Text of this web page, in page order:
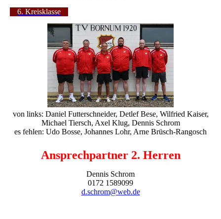
6. Kreisklasse
von links: Daniel Futterschneider, Detlef Bese, Wilfried Kaiser,
Michael Tiersch, Axel Klug, Dennis Schrom
es fehlen: Udo Bosse, Johannes Lohr, Arne Brüsch-Rangosch
Ansprechpartner 2. Herren
Dennis Schrom
0172 1589099
d.schrom@web.de